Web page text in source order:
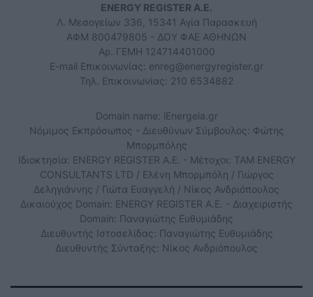
ENERGY REGISTER Α.Ε.
Λ. Μεσογείων 336, 15341 Αγία Παρασκευή
ΑΦΜ 800479805 - ΔΟΥ ΦΑΕ ΑΘΗΝΩΝ
Αρ. ΓΕΜΗ 124714401000
E-mail Επικοινωνίας: enreg@energyregister.gr
Τηλ. Επικοινωνίας: 210 6534882
Domain name: iEnergeia.gr
Νόμιμος Εκπρόσωπος - Διευθύνων Σύμβουλος: Φώτης
Μπορμπόλης
Ιδιοκτησία: ENERGY REGISTER Α.Ε. - Μέτοχοι: TAM ENERGY
CONSULTANTS LTD / Ελένη Μπορμπόλη / Γιώργος
Δεληγιάννης / Γιώτα Ευαγγελή / Νίκος Ανδριόπουλος
Δικαιούχος Domain: ENERGY REGISTER Α.Ε. - Διαχειριστής
Domain: Παναγιώτης Ευθυμιάδης
Διευθυντής Ιστοσελίδας: Παναγιώτης Ευθυμιάδης
Διευθυντής Σύνταξης: Νίκος Ανδριόπουλος